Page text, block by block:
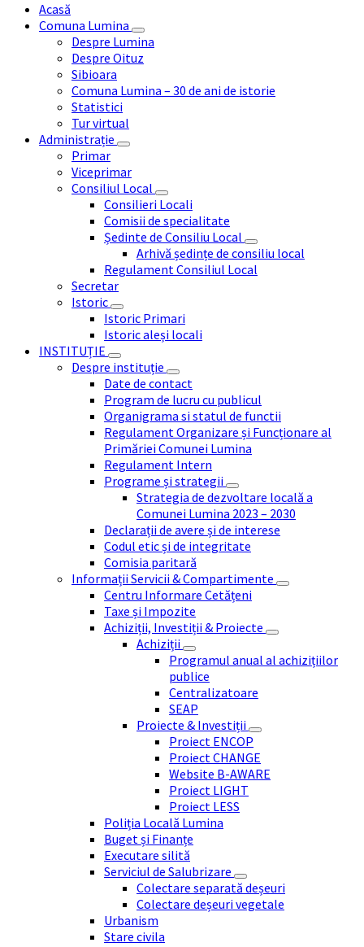
Acasă
Comuna Lumina
Despre Lumina
Despre Oituz
Sibioara
Comuna Lumina – 30 de ani de istorie
Statistici
Tur virtual
Administrație
Primar
Viceprimar
Consiliul Local
Consilieri Locali
Comisii de specialitate
Ședinte de Consiliu Local
Arhivă ședințe de consiliu local
Regulament Consiliul Local
Secretar
Istoric
Istoric Primari
Istoric aleși locali
INSTITUȚIE
Despre instituție
Date de contact
Program de lucru cu publicul
Organigrama si statul de functii
Regulament Organizare și Funcționare al
Primăriei Comunei Lumina
Regulament Intern
Programe și strategii
Strategia de dezvoltare locală a
Comunei Lumina 2023 – 2030
Declarații de avere și de interese
Codul etic și de integritate
Comisia paritară
Informații Servicii & Compartimente
Centru Informare Cetățeni
Taxe și Impozite
Achiziții, Investiții & Proiecte
Achiziții
Programul anual al achizițiilor
publice
Centralizatoare
SEAP
Proiecte & Investiții
Proiect ENCOP
Proiect CHANGE
Website B-AWARE
Proiect LIGHT
Proiect LESS
Poliția Locală Lumina
Buget și Finanțe
Executare silită
Serviciul de Salubrizare
Colectare separată deșeuri
Colectare deșeuri vegetale
Urbanism
Stare civila